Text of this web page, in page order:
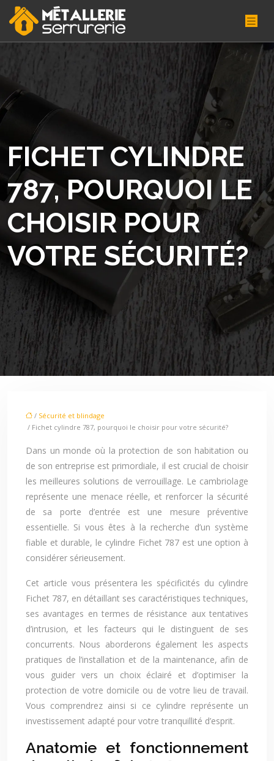
FICHET CYLINDRE
787, POURQUOI LE
CHOISIR POUR
VOTRE SÉCURITÉ?
/ Sécurité et blindage
/ Fichet cylindre 787, pourquoi le choisir pour votre sécurité?
Dans un monde où la protection de son habitation ou
de son entreprise est primordiale, il est crucial de choisir
les meilleures solutions de verrouillage. Le cambriolage
représente une menace réelle, et renforcer la sécurité
de sa porte d’entrée est une mesure préventive
essentielle. Si vous êtes à la recherche d’un système
fiable et durable, le cylindre Fichet 787 est une option à
considérer sérieusement.
Cet article vous présentera les spécificités du cylindre
Fichet 787, en détaillant ses caractéristiques techniques,
ses avantages en termes de résistance aux tentatives
d’intrusion, et les facteurs qui le distinguent de ses
concurrents. Nous aborderons également les aspects
pratiques de l’installation et de la maintenance, afin de
vous guider vers un choix éclairé et d’optimiser la
protection de votre domicile ou de votre lieu de travail.
Vous comprendrez ainsi si ce cylindre représente un
investissement adapté pour votre tranquillité d’esprit.
Anatomie et fonctionnement